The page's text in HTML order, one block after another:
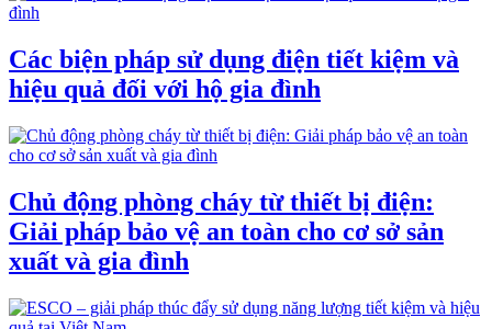
Các biện pháp sử dụng điện tiết kiệm và
hiệu quả đối với hộ gia đình
Chủ động phòng cháy từ thiết bị điện:
Giải pháp bảo vệ an toàn cho cơ sở sản
xuất và gia đình